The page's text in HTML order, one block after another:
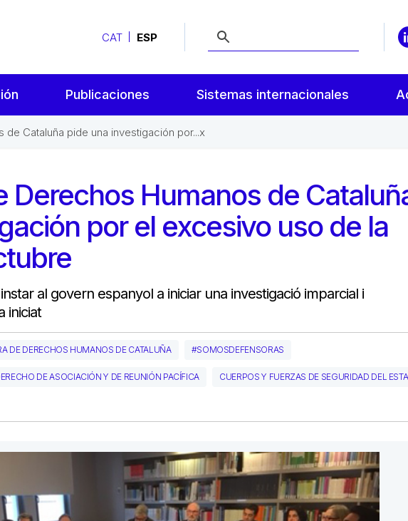
CAT ESP
Publicaciones Sistemas internacionales
Cataluña pide una investigación por...x
Derechos Humanos de
por el excesivo uso de la
al govern espanyol a iniciar una investigació imparcial i
iniciat
DE DERECHOS HUMANOS DE CATALUÑA #SOMOSDEFENSORAS
DE ASOCIACIÓN Y DE REUNIÓN PACÍFICA CUERPOS Y FUERZAS DE SEGURIDAD DEL